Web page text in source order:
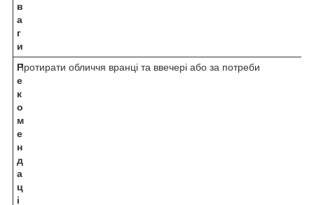
в
а
г
и
Р
е
к
о
м
е
н
д
а
ц
і
Протирати обличчя вранці та ввечері або за потреби